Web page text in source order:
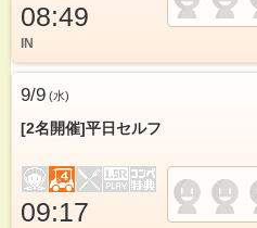
08:49
IN
9/9 (水)
[2名開催]平日セルフ
09:17